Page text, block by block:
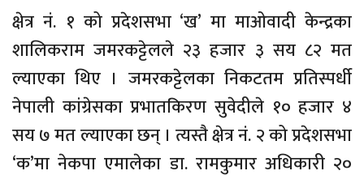
क्षेत्र नं. १ को प्रदेशसभा ‘ख’ मा माओवादी केन्द्रका
शालिकराम जमरकट्टेलले २३ हजार ३ सय ८२ मत
ल्याएका थिए । जमरकट्टेलका निकटतम प्रतिस्पर्धी
नेपाली कांग्रेसका प्रभातकिरण सुवेदीले १० हजार ४
सय ७ मत ल्याएका छन् । त्यस्तै क्षेत्र नं. २ को प्रदेशसभा
‘क’मा नेकपा एमालेका डा. रामकुमार अधिकारी २०